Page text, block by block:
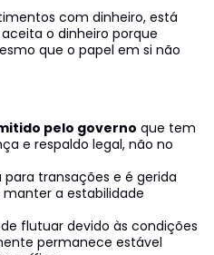
com dinheiro, está
o dinheiro porque
que o papel em si não
pelo governo que tem
e respaldo legal, não no
transações e é gerida
a estabilidade
flutuar devido às condições
permanece estável